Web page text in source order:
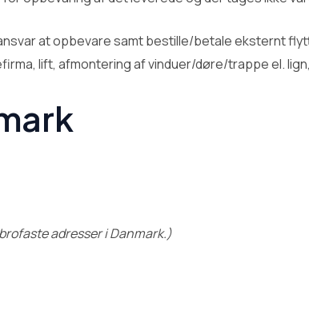
at opbevare samt bestille/betale eksternt
lift, afmontering af vinduer/døre/trappe el.
adresser i Danmark.)